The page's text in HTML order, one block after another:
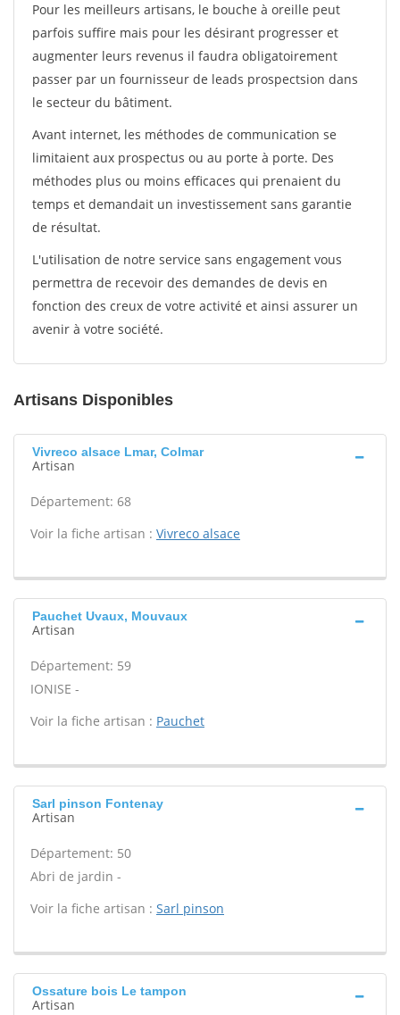
Pour les meilleurs artisans, le bouche à oreille peut
parfois suffire mais pour les désirant progresser et
augmenter leurs revenus il faudra obligatoirement
passer par un fournisseur de leads prospectsion dans
le secteur du bâtiment.
Avant internet, les méthodes de communication se
limitaient aux prospectus ou au porte à porte. Des
méthodes plus ou moins efficaces qui prenaient du
temps et demandait un investissement sans garantie
de résultat.
L'utilisation de notre service sans engagement vous
permettra de recevoir des demandes de devis en
fonction des creux de votre activité et ainsi assurer un
avenir à votre société.
Artisans Disponibles
Vivreco alsace Lmar, Colmar
Artisan
Département: 68
Voir la fiche artisan : Vivreco alsace
Pauchet Uvaux, Mouvaux
Artisan
Département: 59
IONISE -
Voir la fiche artisan : Pauchet
Sarl pinson Fontenay
Artisan
Département: 50
Abri de jardin -
Voir la fiche artisan : Sarl pinson
Ossature bois Le tampon
Artisan